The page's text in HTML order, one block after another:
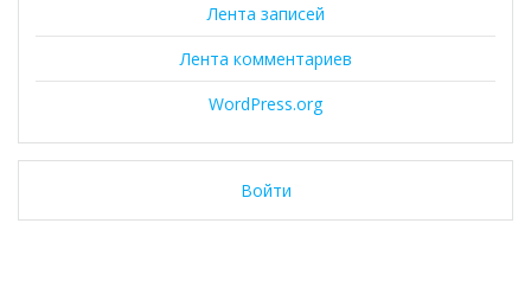
Лента записей
Лента комментариев
WordPress.org
Войти